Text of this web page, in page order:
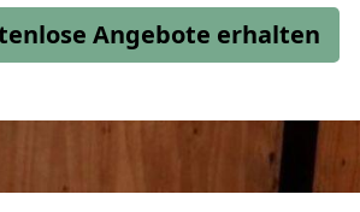
Angebote erhalten